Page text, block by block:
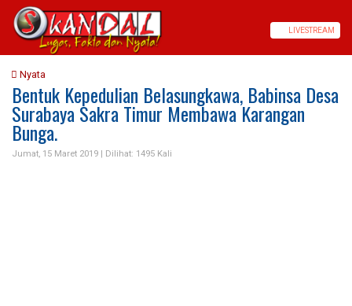
LIVESTREAM
Nyata
Bentuk Kepedulian Belasungkawa, Babinsa Desa
Surabaya Sakra Timur Membawa Karangan
Bunga.
Jumat, 15 Maret 2019 | Dilihat: 1495 Kali